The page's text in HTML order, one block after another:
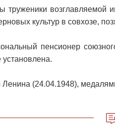
труженики возглавляемой
культур в совхозе,
пенсионер
(24.04.1948),